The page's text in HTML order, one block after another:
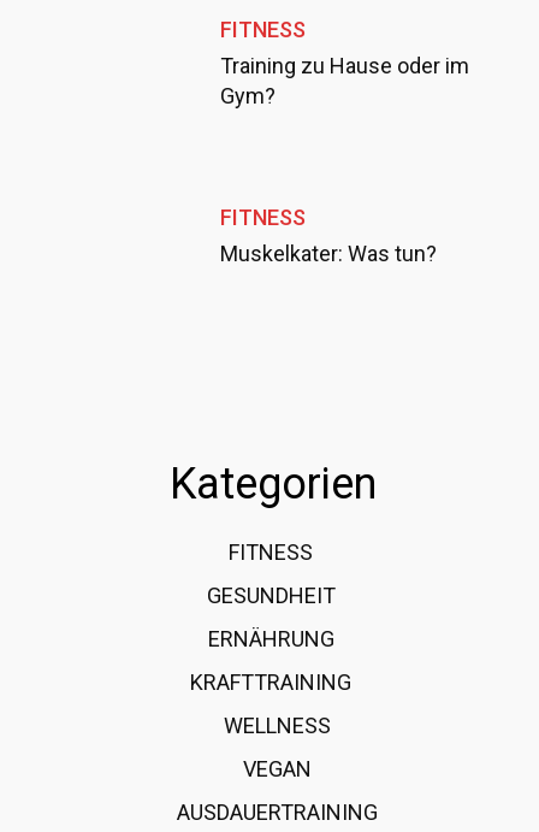
FITNESS
Training zu Hause oder im
Gym?
FITNESS
Muskelkater: Was tun?
Kategorien
FITNESS
GESUNDHEIT
ERNÄHRUNG
KRAFTTRAINING
WELLNESS
VEGAN
AUSDAUERTRAINING